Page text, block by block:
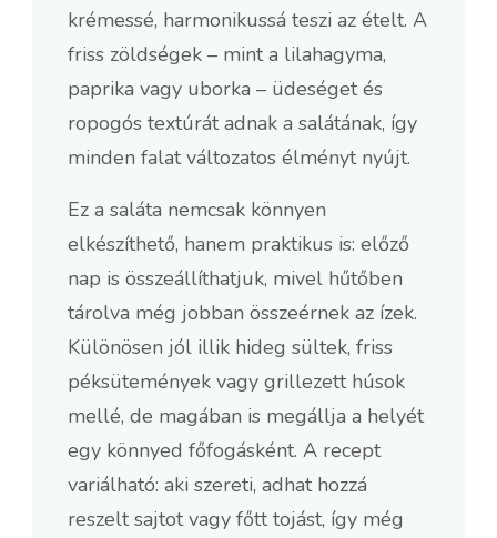
krémessé, harmonikussá teszi az ételt. A
friss zöldségek – mint a lilahagyma,
paprika vagy uborka – üdeséget és
ropogós textúrát adnak a salátának, így
minden falat változatos élményt nyújt.
Ez a saláta nemcsak könnyen
elkészíthető, hanem praktikus is: előző
nap is összeállíthatjuk, mivel hűtőben
tárolva még jobban összeérnek az ízek.
Különösen jól illik hideg sültek, friss
péksütemények vagy grillezett húsok
mellé, de magában is megállja a helyét
egy könnyed főfogásként. A recept
variálható: aki szereti, adhat hozzá
reszelt sajtot vagy főtt tojást, így még